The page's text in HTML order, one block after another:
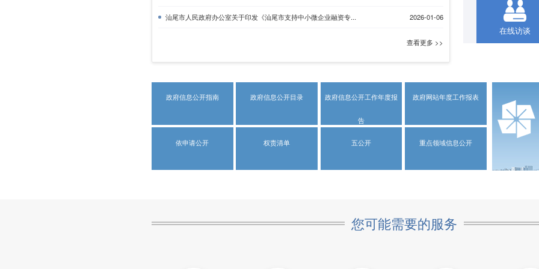
汕尾市人民政府办公室关于印发《汕尾市支持中小微企业融资专... 2026-01-06
查看更多 >>
在线访谈
政府信息公开指南 政府信息公开目录 政府信息公开工作年度报
告
政府网站年度工作报表
依申请公开 权责清单 五公开 重点领域信息公开
您可能需要的服务